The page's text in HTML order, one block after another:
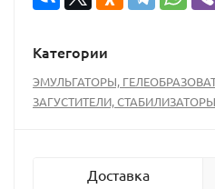
Категории
ЭМУЛЬГАТОРЫ,
ЗАГУСТИТЕЛИ, СТАБИЛИЗАТОРЫ
Доставка